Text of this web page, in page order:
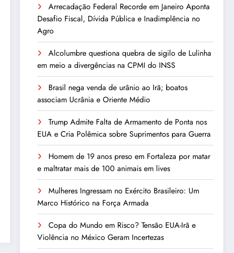
Arrecadação Federal Recorde em Janeiro Aponta
Desafio Fiscal, Dívida Pública e Inadimplência no
Agro
Alcolumbre questiona quebra de sigilo de Lulinha
em meio a divergências na CPMI do INSS
Brasil nega venda de urânio ao Irã; boatos
associam Ucrânia e Oriente Médio
Trump Admite Falta de Armamento de Ponta nos
EUA e Cria Polêmica sobre Suprimentos para Guerra
Homem de 19 anos preso em Fortaleza por matar
e maltratar mais de 100 animais em lives
Mulheres Ingressam no Exército Brasileiro: Um
Marco Histórico na Força Armada
Copa do Mundo em Risco? Tensão EUA-Irã e
Violência no México Geram Incertezas